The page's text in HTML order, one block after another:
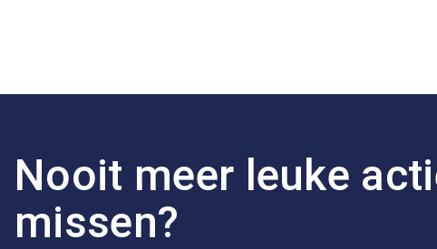
Nooit meer leuke
missen?